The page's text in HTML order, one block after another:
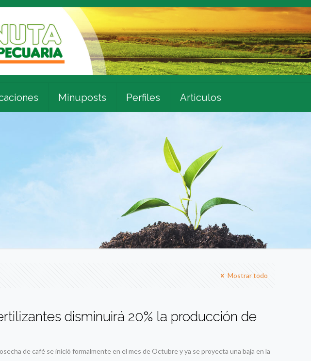
Minuposts Perfiles Articulos
Mostrar todo
disminuirá 20% la producción de
de café se inició formalmente en el mes de Octubre y ya se proyecta una baja en la